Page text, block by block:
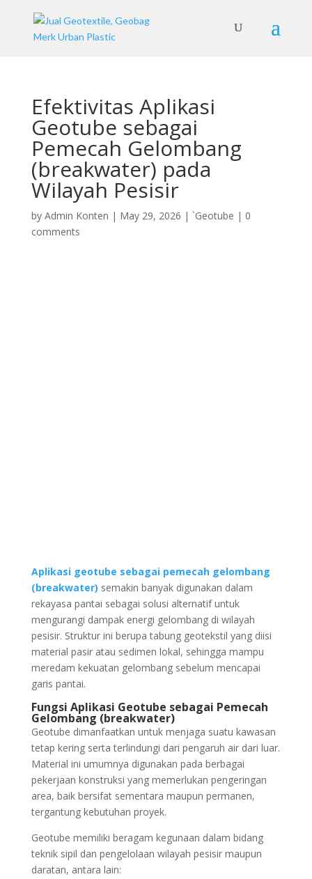
Efektivitas Aplikasi
Geotube sebagai
Pemecah Gelombang
(breakwater) pada
Wilayah Pesisir
by Admin Konten | May 29, 2026 | `Geotube | 0
comments
Aplikasi geotube sebagai pemecah gelombang
(breakwater) semakin banyak digunakan dalam
rekayasa pantai sebagai solusi alternatif untuk
mengurangi dampak energi gelombang di wilayah
pesisir. Struktur ini berupa tabung geotekstil yang diisi
material pasir atau sedimen lokal, sehingga mampu
meredam kekuatan gelombang sebelum mencapai
garis pantai.
Fungsi Aplikasi Geotube sebagai Pemecah
Gelombang (breakwater)
Geotube dimanfaatkan untuk menjaga suatu kawasan
tetap kering serta terlindungi dari pengaruh air dari luar.
Material ini umumnya digunakan pada berbagai
pekerjaan konstruksi yang memerlukan pengeringan
area, baik bersifat sementara maupun permanen,
tergantung kebutuhan proyek.
Geotube memiliki beragam kegunaan dalam bidang
teknik sipil dan pengelolaan wilayah pesisir maupun
daratan, antara lain: